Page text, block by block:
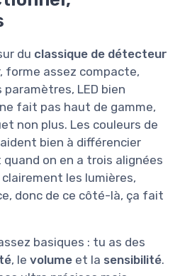
du classique de détecteur
forme assez compacte,
LED bien
fait pas haut de gamme,
non plus. Les couleurs de
bien à différencier
on en a trois alignées
les lumières,
donc de ce côté-là, ça fait
basiques : tu as des
, le volume et la sensibilité.